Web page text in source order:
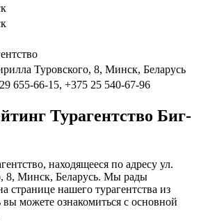
Туровского, 8, Минск, Беларусь
655-66-15, +375 25 540-67-96
Турагентство Биг-
находящееся по адресу ул.
8, Минск, Беларусь. Мы рады
странице нашего турагентства из
можете ознакомиться с основной